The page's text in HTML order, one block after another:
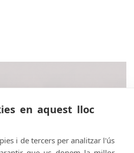
en aquest lloc
i de tercers per analitzar l'ús